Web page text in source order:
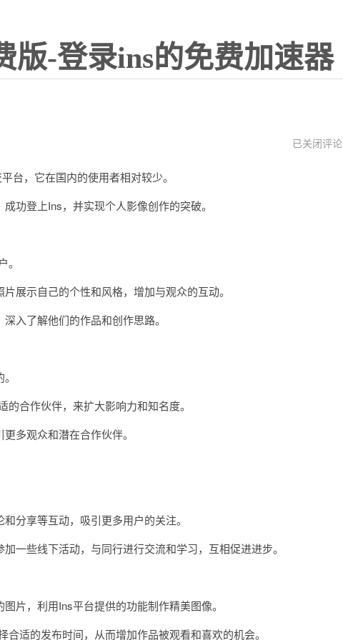
版-登录ins的免费加速器
ins
已关闭评论
，它在国内的使用者相对较少。
登上Ins，并实现个人影像创作的突破。
示自己的个性和风格，增加与观众的互动。
入了解他们的作品和创作思路。
合作伙伴，来扩大影响力和知名度。
多观众和潜在合作伙伴。
享等互动，吸引更多用户的关注。
些线下活动，与同行进行交流和学习，互相促进进步。
，利用Ins平台提供的功能制作精美图像。
适的发布时间，从而增加作品被观看和喜欢的机会。